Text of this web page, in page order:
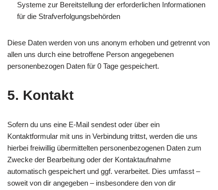
Systeme zur Bereitstellung der erforderlichen Informationen
für die Strafverfolgungsbehörden
Diese Daten werden von uns anonym erhoben und getrennt von
allen uns durch eine betroffene Person angegebenen
personenbezogen Daten für 0 Tage gespeichert.
5. Kontakt
Sofern du uns eine E-Mail sendest oder über ein
Kontaktformular mit uns in Verbindung trittst, werden die uns
hierbei freiwillig übermittelten personenbezogenen Daten zum
Zwecke der Bearbeitung oder der Kontaktaufnahme
automatisch gespeichert und ggf. verarbeitet. Dies umfasst –
soweit von dir angegeben – insbesondere den von dir